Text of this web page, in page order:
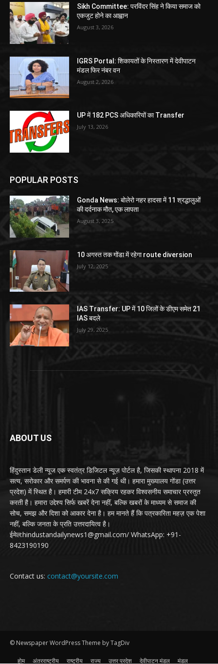
Sikh Committee: परविंदर सिंह ने किया समाज को
एकजुट होने का आह्वान
August 3, 2026
IGRS Portal: शिकायतों के निस्तारण में देवीपाटन
मंडल फिर नंबर वन
August 2, 2026
UP में 182 PCS अधिकारियों का Transfer
July 13, 2026
POPULAR POSTS
Gonda News: बोलेरो नहर हादसा में 11 श्रद्धालुओं
की दर्दनाक मौत, एक लापता
August 3, 2025
10 अगस्त तक गोंडा में रहेगा route diversion
July 12, 2025
IAS Transfer: UP में 10 जिलों के डीएम समेत 21
IAS बदले
July 29, 2025
ABOUT US
हिंदुस्तान डेली न्यूज एक स्वतंत्र डिजिटल न्यूज़ पोर्टल है, जिसकी स्थापना 2018 में
सत्य, सरोकार और समर्पण की भावना से की गई थी। हमारा मुख्यालय गोंडा (उत्तर
प्रदेश) में स्थित है। हमारी टीम 24x7 सक्रिय रहकर विश्वसनीय समाचार प्रस्तुत
करती है। हमारा उद्देश्य सिर्फ खबरें देना नहीं, बल्कि खबरों के माध्यम से समाज की
सोच, समझ और दिशा को आकार देना है। हम मानते हैं कि पत्रकारिता महज़ एक पेशा
नहीं, बल्कि जनता के प्रति उत्तरदायित्व है।
ईमेल:hindustandailynews1@gmail.com/ WhatsApp: +91-
8423190190
Contact us: contact@yoursite.com
© Newspaper WordPress Theme by TagDiv
होम अंतरराष्ट्रीय राष्ट्रीय राज्य उत्तर प्रदेश देवीपाटन मंडल मंडल